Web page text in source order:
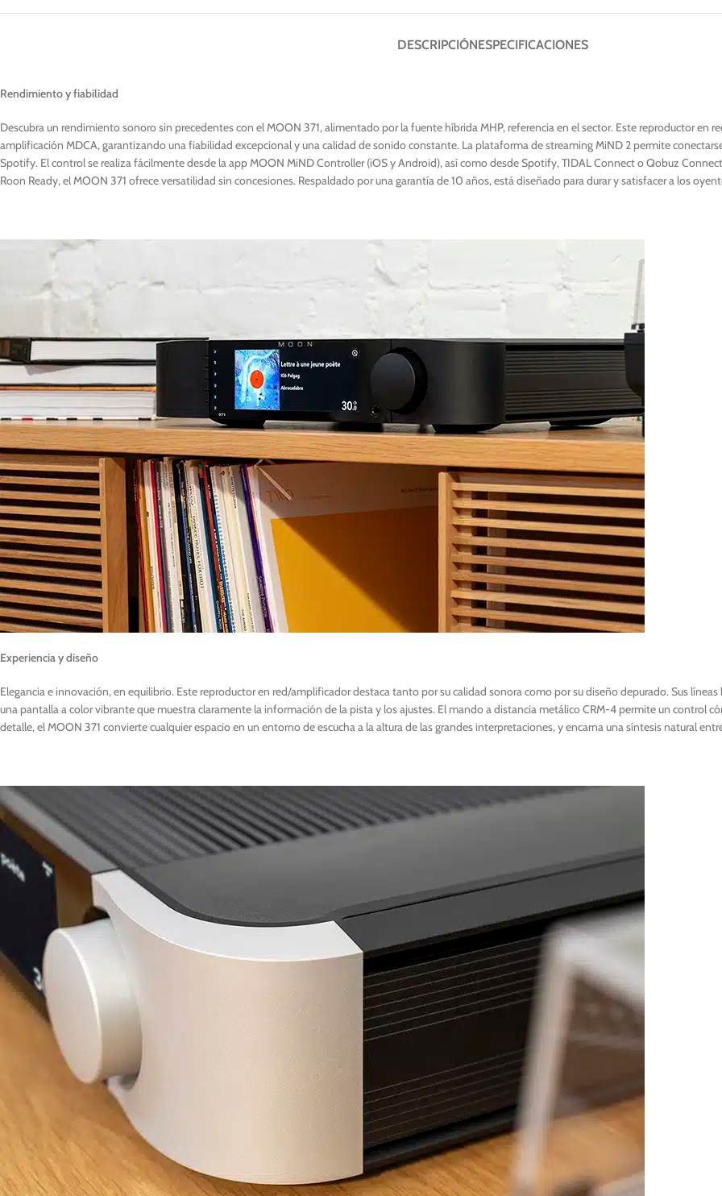
DESCRIPCIÓNESPECIFICACIONES
Rendimiento y fiabilidad
Descubra un rendimiento sonoro sin precedentes con el MOON 371, alimentado por la fuente híbrida MHP, referencia en el sector. Este reproductor en
amplificación MDCA, garantizando una fiabilidad excepcional y una calidad de sonido constante. La plataforma de streaming MiND 2 permite
Spotify. El control se realiza fácilmente desde la app MOON MiND Controller (iOS y Android), así como desde Spotify, TIDAL Connect o Qobuz
Roon Ready, el MOON 371 ofrece versatilidad sin concesiones. Respaldado por una garantía de 10 años, está diseñado para durar y satisfacer a los
Experiencia y diseño
Elegancia e innovación, en equilibrio. Este reproductor en red/amplificador destaca tanto por su calidad sonora como por su diseño depurado. Sus
una pantalla a color vibrante que muestra claramente la información de la pista y los ajustes. El mando a distancia metálico CRM-4 permite un control
detalle, el MOON 371 convierte cualquier espacio en un entorno de escucha a la altura de las grandes interpretaciones, y encarna una síntesis natural